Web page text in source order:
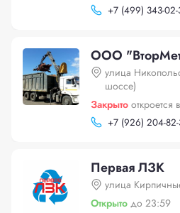
+7 (499) 343-02-
ООО
улица
шоссе)
Закрыто откроется
+7 (926) 204-
Первая ЛЗК
улица
Открыто до 23:59